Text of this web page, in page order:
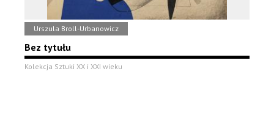
Urszula Broll-Urbanowicz
Bez tytułu
Kolekcja Sztuki XX i XXI wieku